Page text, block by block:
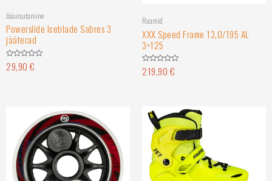
Jääuisutamine
Powerslide Iceblade Sabres 3
jääterad
Hinnanguga
0
29,90 €
Raamid
XXX Speed Frame 13,0/195 AL
3×125
Hinnanguga
0
219,90 €